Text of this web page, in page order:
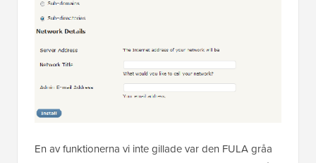
En av funktionerna vi inte gillade var den FULA gråa